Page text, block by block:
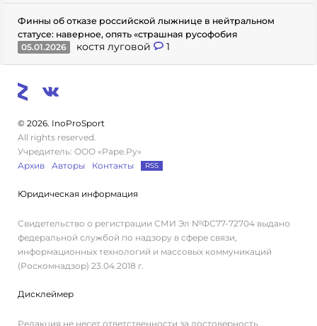
Финны об отказе российской лыжнице в нейтральном
статусе: наверное, опять «страшная русофобия
05.01.2026
костя луговой 1
© 2026. InoProSport
All rights reserved.
Учредитель: ООО «Раре.Ру»
Архив
Авторы Контакты RSS
Юридическая информация
Свидетельство о регистрации СМИ Эл №ФС77-72704 выдано
федеральной службой по надзору в сфере связи,
информационных технологий и массовых коммуникаций
(Роскомнадзор) 23.04.2018 г.
Дисклеймер
Редакция не несет ответственности за достоверность